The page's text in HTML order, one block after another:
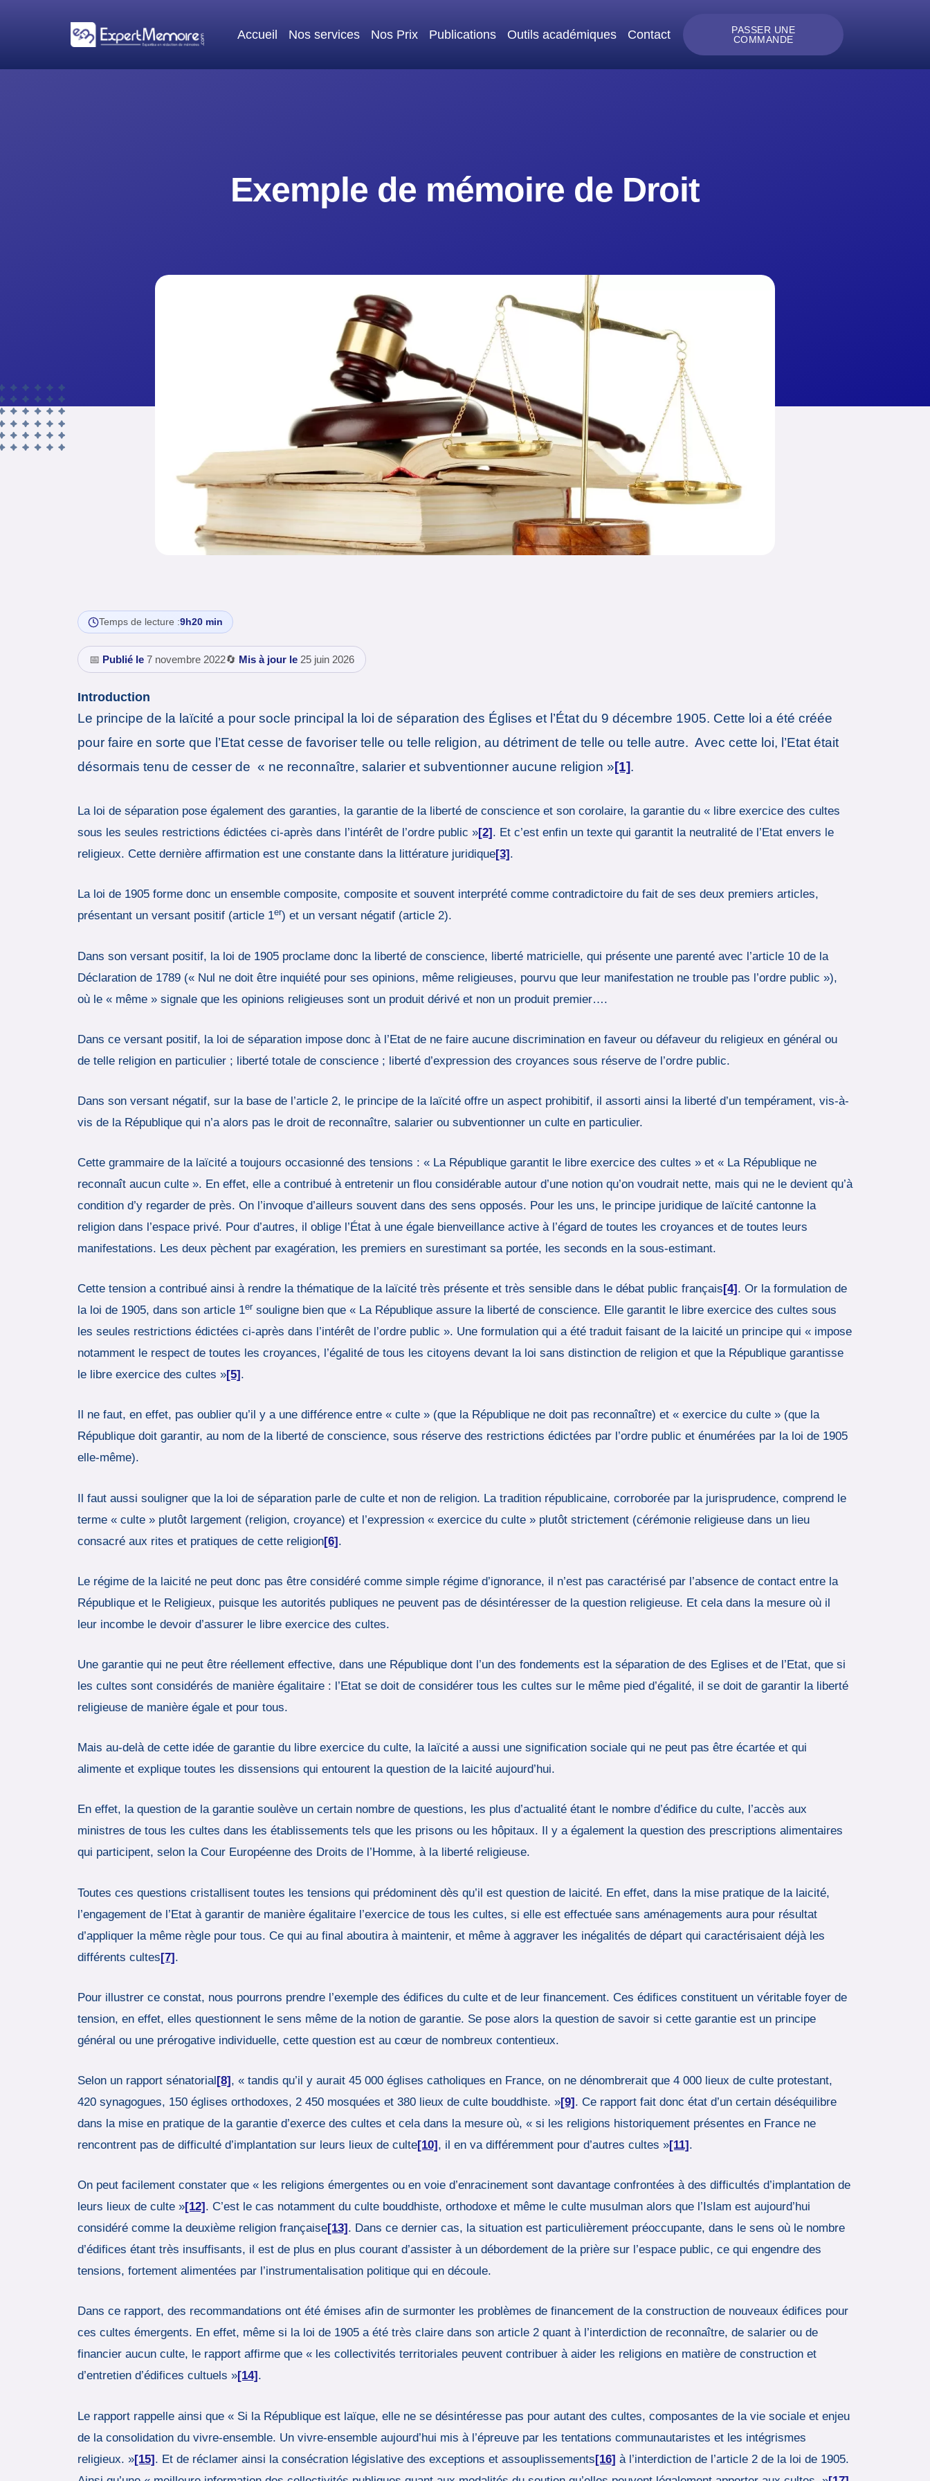
Accueil Nos services Nos Prix Publications Outils académiques Contact
PASSER UNE
COMMANDE
Exemple de mémoire de Droit
Temps de lecture :9h20 min
📅 Publié le 7 novembre 2022🔄 Mis à jour le 25 juin 2026
Introduction
Le principe de la laïcité a pour socle principal la loi de séparation des Églises et l’État du 9 décembre 1905. Cette loi a été créée
pour faire en sorte que l’Etat cesse de favoriser telle ou telle religion, au détriment de telle ou telle autre. Avec cette loi, l’Etat était
désormais tenu de cesser de « ne reconnaître, salarier et subventionner aucune religion »[1].
La loi de séparation pose également des garanties, la garantie de la liberté de conscience et son corolaire, la garantie du « libre exercice des cultes
sous les seules restrictions édictées ci-après dans l’intérêt de l’ordre public »[2]. Et c’est enfin un texte qui garantit la neutralité de l’Etat envers le
religieux. Cette dernière affirmation est une constante dans la littérature juridique[3].
La loi de 1905 forme donc un ensemble composite, composite et souvent interprété comme contradictoire du fait de ses deux premiers articles,
présentant un versant positif (article 1er) et un versant négatif (article 2).
Dans son versant positif, la loi de 1905 proclame donc la liberté de conscience, liberté matricielle, qui présente une parenté avec l’article 10 de la
Déclaration de 1789 (« Nul ne doit être inquiété pour ses opinions, même religieuses, pourvu que leur manifestation ne trouble pas l’ordre public »),
où le « même » signale que les opinions religieuses sont un produit dérivé et non un produit premier….
Dans ce versant positif, la loi de séparation impose donc à l’Etat de ne faire aucune discrimination en faveur ou défaveur du religieux en général ou
de telle religion en particulier ; liberté totale de conscience ; liberté d’expression des croyances sous réserve de l’ordre public.
Dans son versant négatif, sur la base de l’article 2, le principe de la laïcité offre un aspect prohibitif, il assorti ainsi la liberté d’un tempérament, vis-à-
vis de la République qui n’a alors pas le droit de reconnaître, salarier ou subventionner un culte en particulier.
Cette grammaire de la laïcité a toujours occasionné des tensions : « La République garantit le libre exercice des cultes » et « La République ne
reconnaît aucun culte ». En effet, elle a contribué à entretenir un flou considérable autour d’une notion qu’on voudrait nette, mais qui ne le devient qu’à
condition d’y regarder de près. On l’invoque d’ailleurs souvent dans des sens opposés. Pour les uns, le principe juridique de laïcité cantonne la
religion dans l’espace privé. Pour d’autres, il oblige l’État à une égale bienveillance active à l’égard de toutes les croyances et de toutes leurs
manifestations. Les deux pèchent par exagération, les premiers en surestimant sa portée, les seconds en la sous-estimant.
Cette tension a contribué ainsi à rendre la thématique de la laïcité très présente et très sensible dans le débat public français [4] . Or la formulation de
la loi de 1905, dans son article 1er souligne bien que « La République assure la liberté de conscience. Elle garantit le libre exercice des cultes sous
les seules restrictions édictées ci-après dans l’intérêt de l’ordre public ». Une formulation qui a été traduit faisant de la laicité un principe qui « impose
notamment le respect de toutes les croyances, l’égalité de tous les citoyens devant la loi sans distinction de religion et que la République garantisse
le libre exercice des cultes »[5] .
Il ne faut, en effet, pas oublier qu’il y a une différence entre « culte » (que la République ne doit pas reconnaître) et « exercice du culte » (que la
République doit garantir, au nom de la liberté de conscience, sous réserve des restrictions édictées par l’ordre public et énumérées par la loi de 1905
elle-même).
Il faut aussi souligner que la loi de séparation parle de culte et non de religion. La tradition républicaine, corroborée par la jurisprudence, comprend le
terme « culte » plutôt largement (religion, croyance) et l’expression « exercice du culte » plutôt strictement (cérémonie religieuse dans un lieu
consacré aux rites et pratiques de cette religion[6].
Le régime de la laicité ne peut donc pas être considéré comme simple régime d’ignorance, il n’est pas caractérisé par l’absence de contact entre la
République et le Religieux, puisque les autorités publiques ne peuvent pas de désintéresser de la question religieuse. Et cela dans la mesure où il
leur incombe le devoir d’assurer le libre exercice des cultes.
Une garantie qui ne peut être réellement effective, dans une République dont l’un des fondements est la séparation de des Eglises et de l’Etat, que si
les cultes sont considérés de manière égalitaire : l’Etat se doit de considérer tous les cultes sur le même pied d’égalité, il se doit de garantir la liberté
religieuse de manière égale et pour tous.
Mais au-delà de cette idée de garantie du libre exercice du culte, la laïcité a aussi une signification sociale qui ne peut pas être écartée et qui
alimente et explique toutes les dissensions qui entourent la question de la laicité aujourd’hui.
En effet, la question de la garantie soulève un certain nombre de questions, les plus d’actualité étant le nombre d’édifice du culte, l’accès aux
ministres de tous les cultes dans les établissements tels que les prisons ou les hôpitaux. Il y a également la question des prescriptions alimentaires
qui participent, selon la Cour Européenne des Droits de l’Homme, à la liberté religieuse.
Toutes ces questions cristallisent toutes les tensions qui prédominent dès qu’il est question de laicité. En effet, dans la mise pratique de la laicité,
l’engagement de l’Etat à garantir de manière égalitaire l’exercice de tous les cultes, si elle est effectuée sans aménagements aura pour résultat
d’appliquer la même règle pour tous. Ce qui au final aboutira à maintenir, et même à aggraver les inégalités de départ qui caractérisaient déjà les
différents cultes[7].
Pour illustrer ce constat, nous pourrons prendre l’exemple des édifices du culte et de leur financement. Ces édifices constituent un véritable foyer de
tension, en effet, elles questionnent le sens même de la notion de garantie. Se pose alors la question de savoir si cette garantie est un principe
général ou une prérogative individuelle, cette question est au cœur de nombreux contentieux.
Selon un rapport sénatorial[8], « tandis qu’il y aurait 45 000 églises catholiques en France, on ne dénombrerait que 4 000 lieux de culte protestant,
420 synagogues, 150 églises orthodoxes, 2 450 mosquées et 380 lieux de culte bouddhiste. »[9]. Ce rapport fait donc état d’un certain déséquilibre
dans la mise en pratique de la garantie d’exerce des cultes et cela dans la mesure où, « si les religions historiquement présentes en France ne
rencontrent pas de difficulté d’implantation sur leurs lieux de culte[10], il en va différemment pour d’autres cultes »[11].
On peut facilement constater que « les religions émergentes ou en voie d’enracinement sont davantage confrontées à des difficultés d’implantation de
leurs lieux de culte »[12]. C’est le cas notamment du culte bouddhiste, orthodoxe et même le culte musulman alors que l’Islam est aujourd’hui
considéré comme la deuxième religion française[13]. Dans ce dernier cas, la situation est particulièrement préoccupante, dans le sens où le nombre
d’édifices étant très insuffisants, il est de plus en plus courant d’assister à un débordement de la prière sur l’espace public, ce qui engendre des
tensions, fortement alimentées par l’instrumentalisation politique qui en découle.
Dans ce rapport, des recommandations ont été émises afin de surmonter les problèmes de financement de la construction de nouveaux édifices pour
ces cultes émergents. En effet, même si la loi de 1905 a été très claire dans son article 2 quant à l’interdiction de reconnaître, de salarier ou de
financier aucun culte, le rapport affirme que « les collectivités territoriales peuvent contribuer à aider les religions en matière de construction et
d’entretien d’édifices cultuels »[14] .
Le rapport rappelle ainsi que « Si la République est laïque, elle ne se désintéresse pas pour autant des cultes, composantes de la vie sociale et enjeu
de la consolidation du vivre-ensemble. Un vivre-ensemble aujourd’hui mis à l’épreuve par les tentations communautaristes et les intégrismes
religieux. »[15]. Et de réclamer ainsi la consécration législative des exceptions et assouplissements[16] à l’interdiction de l’article 2 de la loi de 1905.